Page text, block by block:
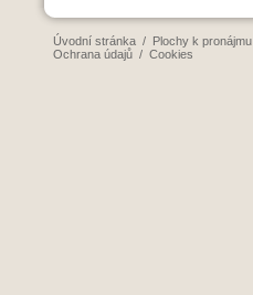
Úvodní stránka / Plochy k pronájmu
Ochrana údajů / Cookies